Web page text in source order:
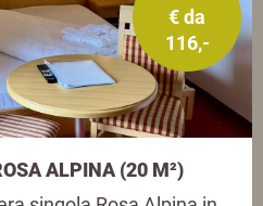
€ da
116,-
ALPINA (20 M²)